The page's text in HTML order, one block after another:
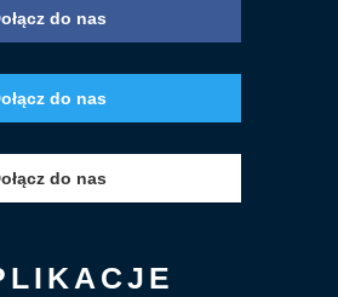
do nas
do nas
do nas